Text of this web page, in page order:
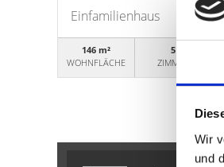
Wir
und
Einfamilienhaus
146 m²
WOHNFLÄCHE
5
ZIMMER